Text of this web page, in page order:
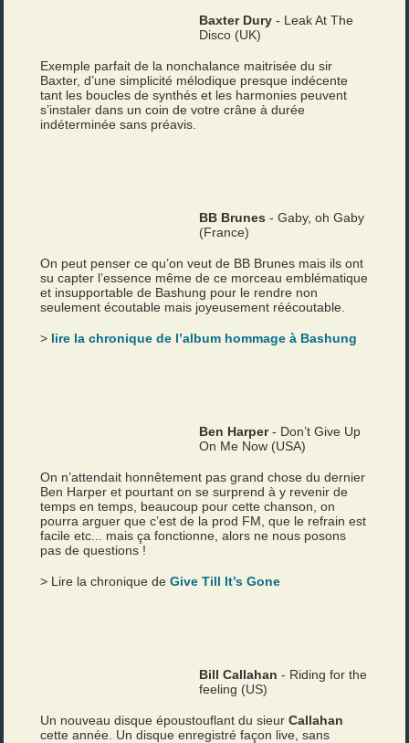
Baxter Dury - Leak At The
Disco (UK)
Exemple parfait de la nonchalance maitrisée du sir
Baxter, d’une simplicité mélodique presque indécente
tant les boucles de synthés et les harmonies peuvent
s’instaler dans un coin de votre crâne à durée
indéterminée sans préavis.
BB Brunes - Gaby, oh Gaby
(France)
On peut penser ce qu’on veut de BB Brunes mais ils ont
su capter l’essence même de ce morceau emblématique
et insupportable de Bashung pour le rendre non
seulement écoutable mais joyeusement réécoutable.
> lire la chronique de l’album hommage à Bashung
Ben Harper- Don’t Give Up
On Me Now (USA)
On n’attendait honnêtement pas grand chose du dernier
Ben Harper et pourtant on se surprend à y revenir de
temps en temps, beaucoup pour cette chanson, on
pourra arguer que c’est de la prod FM, que le refrain est
facile etc... mais ça fonctionne, alors ne nous posons
pas de questions !
> Lire la chronique deGive Till It’s Gone
Bill Callahan- Riding for the
feeling (US)
Un nouveau disque époustouflant du sieurCallahan
cette année. Un disque enregistré façon live, sans